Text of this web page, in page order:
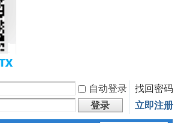
自动登录
找回密码
登录 立即注册